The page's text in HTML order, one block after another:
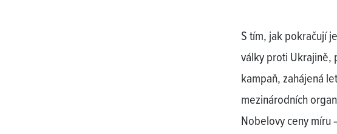
S tím, jak pokračují
války proti Ukrajině,
kampaň, zahájená
mezinárodních
Nobelovy ceny míru